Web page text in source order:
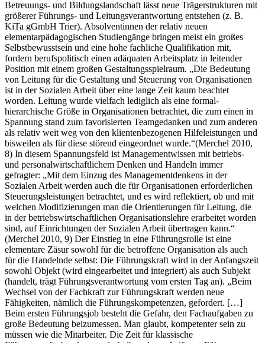
Betreuungs- und Bildungslandschaft lässt neue Trägerstrukturen mit
größerer Führungs- und Leitungsverantwortung entstehen (z. B.
KiTa gGmbH Trier). Absolventinnen der relativ neuen
elementarpädagogischen Studiengänge bringen meist ein großes
Selbstbewusstsein und eine hohe fachliche Qualifikation mit,
fordern berufspolitisch einen adäquaten Arbeitsplatz in leitender
Position mit einem großen Gestaltungsspielraum. „Die Bedeutung
von Leitung für die Gestaltung und Steuerung von Organisationen
ist in der Sozialen Arbeit über eine lange Zeit kaum beachtet
worden. Leitung wurde vielfach lediglich als eine formal-
hierarchische Größe in Organisationen betrachtet, die zum einen in
Spannung stand zum favorisierten Teamgedanken und zum anderen
als relativ weit weg von den klientenbezogenen Hilfeleistungen und
bisweilen als für diese störend eingeordnet wurde.“(Merchel 2010,
8) In diesem Spannungsfeld ist Managementwissen mit betriebs-
und personalwirtschaftlichem Denken und Handeln immer
gefragter: „Mit dem Einzug des Managementdenkens in der
Sozialen Arbeit werden auch die für Organisationen erforderlichen
Steuerungsleistungen betrachtet, und es wird reflektiert, ob und mit
welchen Modifizierungen man die Orientierungen für Leitung, die
in der betriebswirtschaftlichen Organisationslehre erarbeitet worden
sind, auf Einrichtungen der Sozialen Arbeit übertragen kann.“
(Merchel 2010, 9) Der Einstieg in eine Führungsrolle ist eine
elementare Zäsur sowohl für die betroffene Organisation als auch
für die Handelnde selbst: Die Führungskraft wird in der Anfangszeit
sowohl Objekt (wird eingearbeitet und integriert) als auch Subjekt
(handelt, trägt Führungsverantwortung vom ersten Tag an). „Beim
Wechsel von der Fachkraft zur Führungskraft werden neue
Fähigkeiten, nämlich die Führungskompetenzen, gefordert. […]
Beim ersten Führungsjob besteht die Gefahr, den Fachaufgaben zu
große Bedeutung beizumessen. Man glaubt, kompetenter sein zu
müssen wie die Mitarbeiter. Die Zeit für klassische